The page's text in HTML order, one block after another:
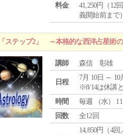
料金
41,250円（12
義開始前まで）
ステップ2」 ～本格的な西洋占星術
講師 森信 彰雄
日程
7月 10日 ～ 10
※8/14は休講
時間
毎週 （水）
回数
全12回
14,850円（4